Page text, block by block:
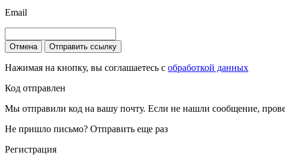
Email
Отмена Отправить ссылку
Нажимая на кнопку, вы соглашаетесь с обработкой данных
Код отправлен
Мы отправили код на вашу почту. Если не нашли сообщение,
Не пришло письмо? Отправить еще раз
Регистрация